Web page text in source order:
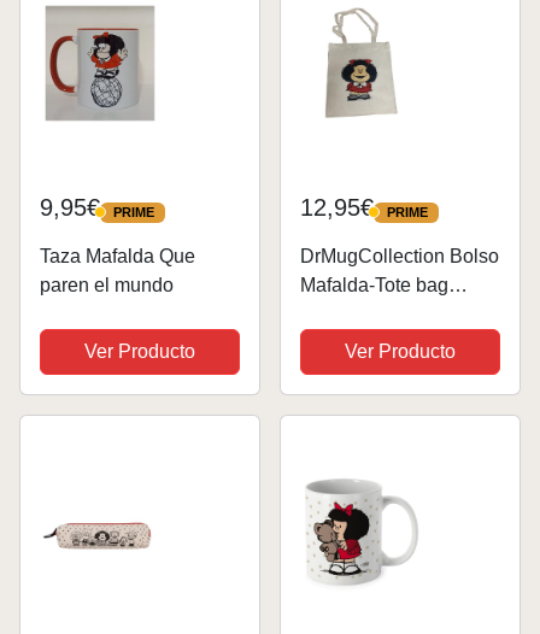
9,95€ PRIME
PRIME
Taza Mafalda Que
paren el mundo
Ver Producto
12,95€ PRIME
PRIME
DrMugCollection Bolso
Mafalda-Tote bag
ligera, asas largas
reforzadas, ideal para
compras y uso diario
Ver Producto